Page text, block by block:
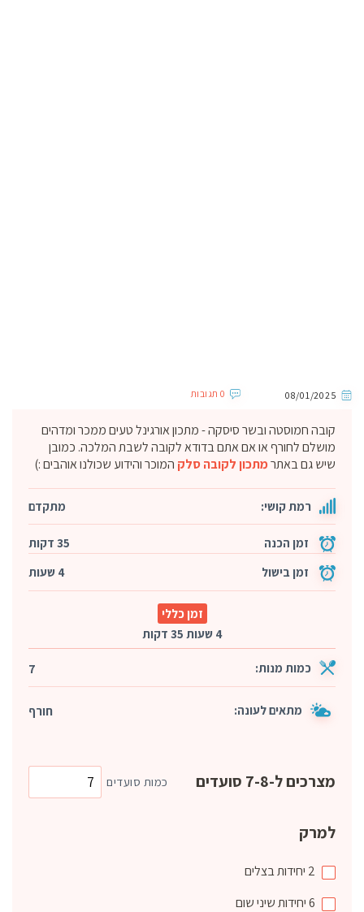
08/01/2025 0 תגובות
קובה חמוסטה ובשר סיסקה - מתכון אורגינל טעים ממכר ומדהים
מושלם לחורף או אם אתם בדודא לקובה לשבת המלכה. כמובן
שיש גם באתרמתכון לקובה סלק המוכר והידוע שכולנו אוהבים :)
רמת קושי: מתקדם
זמן הכנה
35 דקות
זמן בישול
4 שעות
זמן כללי
4 שעות 35 דקות
כמות מנות: 7
מתאים לעונה: חורף
מצרכים ל-7-8 סועדים כמות סועדים
למרק
2 יחידותבצלים
6יחידותשיני שום